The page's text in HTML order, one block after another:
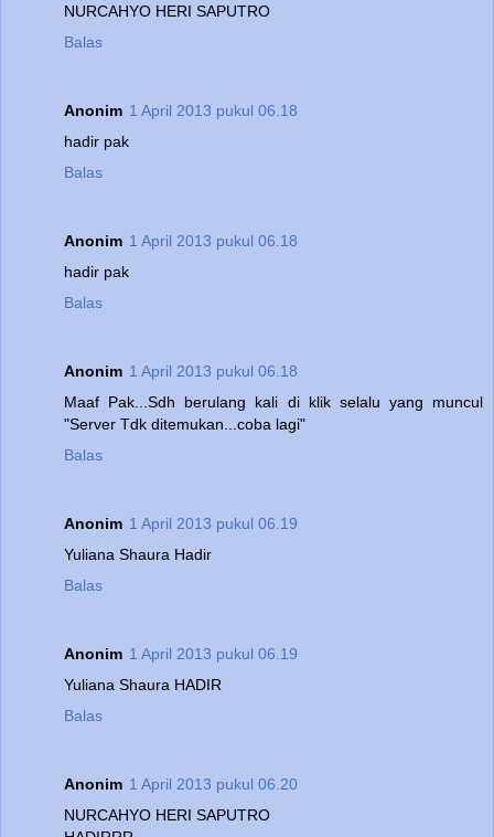
NURCAHYO HERI SAPUTRO
Balas
Anonim 1 April 2013 pukul 06.18
hadir pak
Balas
Anonim 1 April 2013 pukul 06.18
hadir pak
Balas
Anonim 1 April 2013 pukul 06.18
Maaf Pak...Sdh berulang kali di klik selalu yang muncul
"Server Tdk ditemukan...coba lagi"
Balas
Anonim 1 April 2013 pukul 06.19
Yuliana Shaura Hadir
Balas
Anonim 1 April 2013 pukul 06.19
Yuliana Shaura HADIR
Balas
Anonim 1 April 2013 pukul 06.20
NURCAHYO HERI SAPUTRO